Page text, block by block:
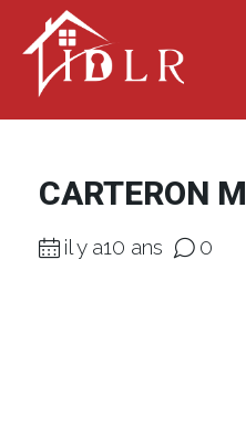
CARTERON M
il y a10 ans 0